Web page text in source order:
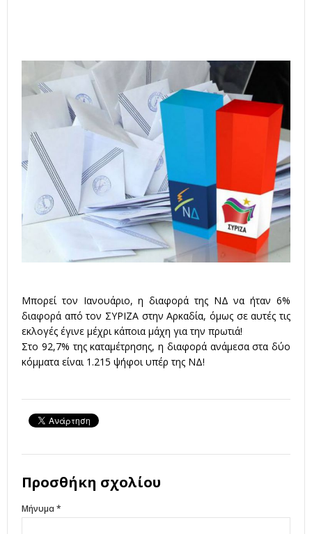
Μπορεί τον Ιανουάριο, η διαφορά της ΝΔ να ήταν 6%
διαφορά από τον ΣΥΡΙΖΑ στην Αρκαδία, όμως σε αυτές τις
εκλογές έγινε μέχρι κάποια μάχη για την πρωτιά!
Στο 92,7% της καταμέτρησης, η διαφορά ανάμεσα στα δύο
κόμματα είναι 1.215 ψήφοι υπέρ της ΝΔ!
Προσθήκη σχολίου
Μήνυμα *